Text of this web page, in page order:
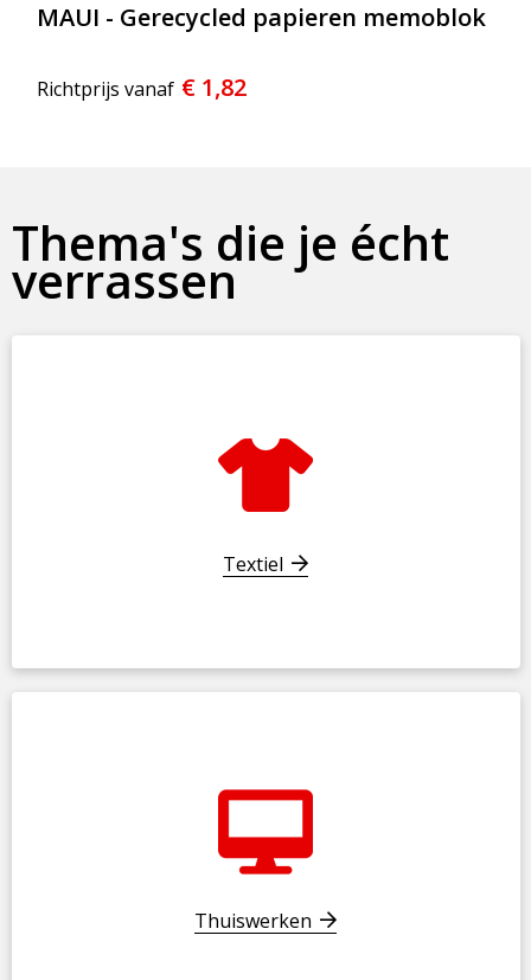
MAUI - Gerecycled papieren memoblok
Richtprijs vanaf € 1,82
Thema's die je écht
verrassen
Textiel
Thuiswerken